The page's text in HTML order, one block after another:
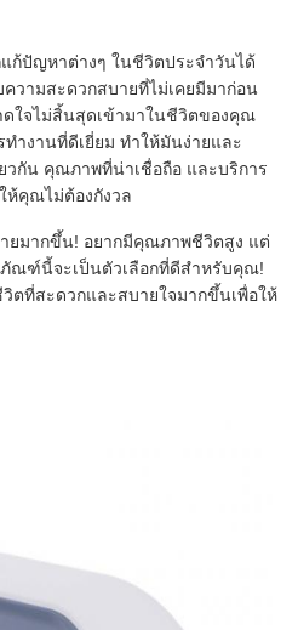
ปัญหาต่างๆ ในชีวิตประจําวันได้
วามสะดวกสบายที่ไม่เคยมีมาก่อน
ใจไม่สิ้นสุดเข้ามาในชีวิตของคุณ
างานที่ดีเยี่ยม ทําให้มันง่ายและ
กัน คุณภาพที่น่าเชื่อถือ และบริการ
ห้คุณไม่ต้องกังวล
มากขึ้น! อยากมีคุณภาพชีวิตสูง แต่
ณฑ์นี้จะเป็นตัวเลือกที่ดีสําหรับคุณ!
ที่สะดวกและสบายใจมากขึ้นเพื่อให้